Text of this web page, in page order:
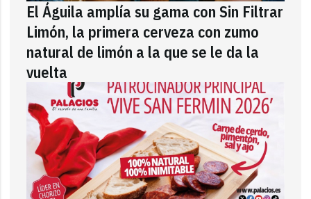
El Águila amplía su gama con Sin Filtrar
Limón, la primera cerveza con zumo
natural de limón a la que se le da la
vuelta